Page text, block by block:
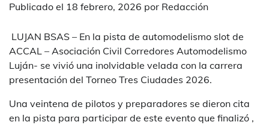
Publicado el 18 febrero, 2026 por Redacción
LUJAN BSAS – En la pista de automodelismo slot de
ACCAL – Asociación Civil Corredores Automodelismo
Luján- se vivió una inolvidable velada con la carrera
presentación del Torneo Tres Ciudades 2026.
Una veintena de pilotos y preparadores se dieron cita
en la pista para participar de este evento que finalizó ,